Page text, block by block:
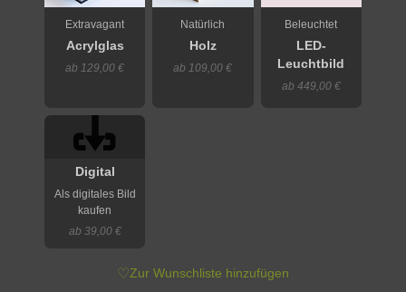
Extravagant
Acrylglas
ab 129,00 €
Natürlich
Holz
ab 109,00 €
Beleuchtet
LED-
Leuchtbild
ab 449,00 €
Digital
Als digitales Bild
kaufen
ab 39,00 €
♡Zur Wunschliste hinzufügen